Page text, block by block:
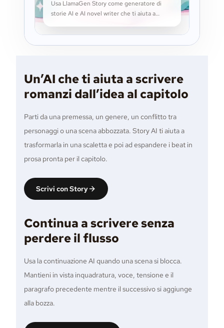
Usa LlamaGen Story come generatore di
storie AI e AI novel writer che ti aiuta a
continuare bozze e tenere in ordine la
scrittura lunga.
Un’AI che ti aiuta a scrivere
romanzi dall’idea al capitolo
Parti da una premessa, un genere, un conflitto tra
personaggi o una scena abbozzata. Story AI ti aiuta a
trasformarla in una scaletta e poi ad espandere i beat in
prosa pronta per il capitolo.
Scrivi con Story
Continua a scrivere senza
perdere il flusso
Usa la continuazione AI quando una scena si blocca.
Mantieni in vista inquadratura, voce, tensione e il
paragrafo precedente mentre il successivo si aggiunge
alla bozza.